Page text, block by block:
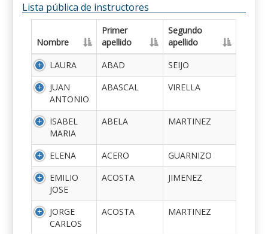
Lista pública de instructores
Nombre
Primer
apellido
Segundo
apellido
LAURA
ABAD
SEIJO
JUAN
ANTONIO
ABASCAL VIRELLA
ISABEL
MARIA
ABELA MARTINEZ
ELENA ACERO
GUARNIZO
EMILIO
JOSE
ACOSTA JIMENEZ
JORGE
CARLOS
ACOSTA MARTINEZ